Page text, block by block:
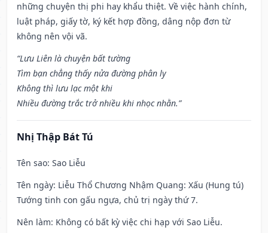
những chuyện thị phi hay khẩu thiệt. Về việc hành chính,
luật pháp, giấy tờ, ký kết hợp đồng, dâng nộp đơn từ
không nên vội vã.
“Lưu Liên là chuyện bất tường
Tìm bạn chẳng thấy nửa đường phân ly
Không thì lưu lạc một khi
Nhiều đường trắc trở nhiều khi nhọc nhằn.”
Nhị Thập Bát Tú
Tên sao: Sao Liễu
Tên ngày: Liễu Thổ Chương Nhậm Quang: Xấu (Hung tú)
Tướng tinh con gấu ngựa, chủ trị ngày thứ 7.
Nên làm: Không có bất kỳ việc chi hạp với Sao Liễu.